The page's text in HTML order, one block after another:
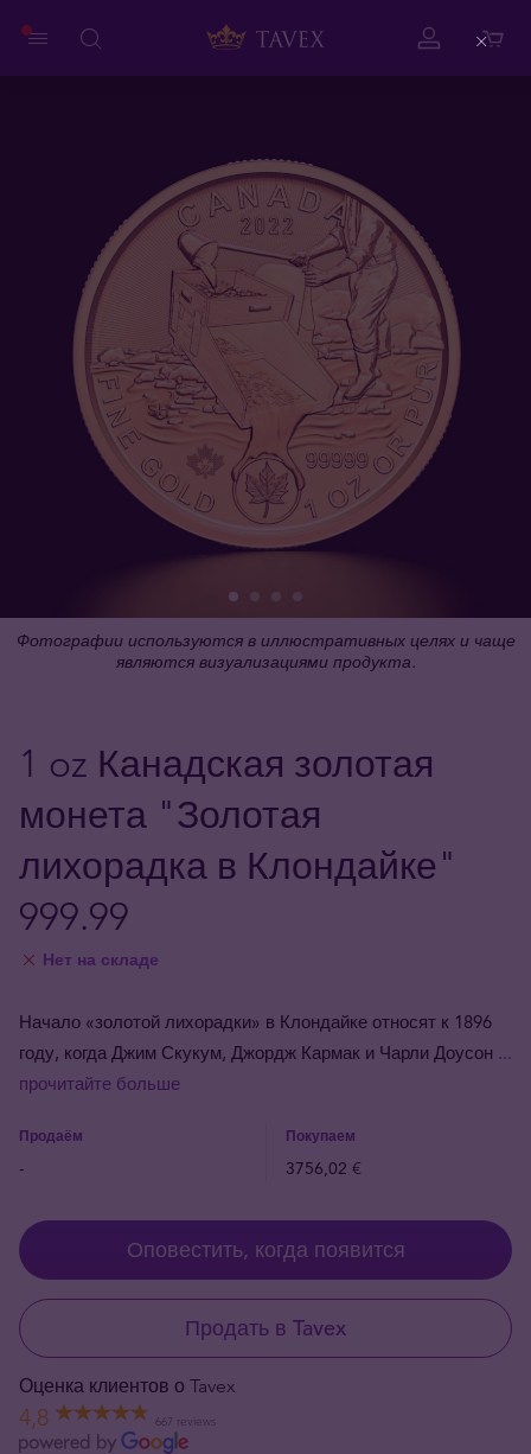
Фотографии используются в иллюстративных целях и чаще
являются визуализациями продукта.
1 oz Канадская золотая
монета "Золотая
лихорадка в Клондайке"
999.99
Нет на складе
Начало «золотой лихорадки» в Клондайке относят к 1896
году, когда Джим Скукум, Джордж Кармак и Чарли Доусон ...
прочитайте больше
Продаём Покупаем
- 3756,02 €
Оповестить, когда появится
Продать в Tavex
Оценка клиентов о Tavex
4,8 667 reviews
Close